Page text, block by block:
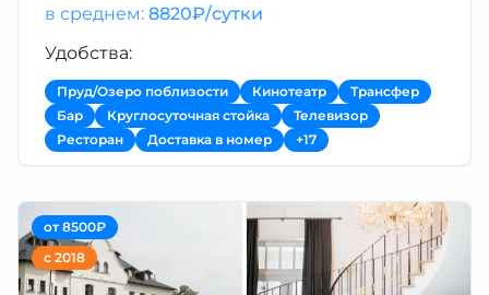
в среднем: 8820₽/сутки
Удобства:
Пруд/Озеро поблизости Кинотеатр
Трансфер
Бар
Круглосуточная стойка
Телевизор
Ресторан
Доставка в номер +17
от 8500₽
с 2018